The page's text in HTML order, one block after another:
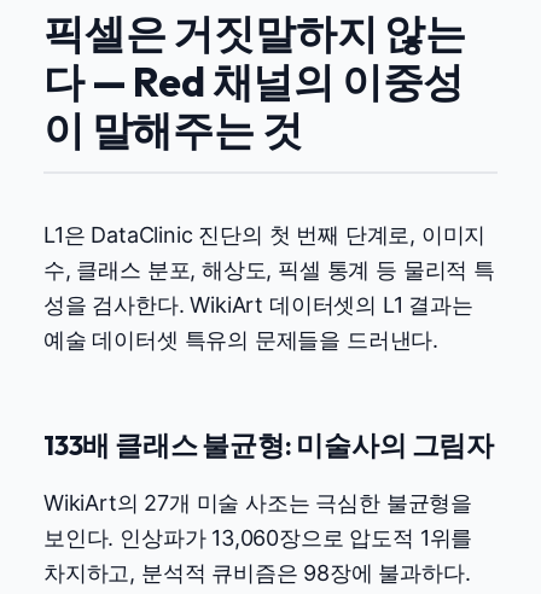
픽셀은 거짓말하지 않는
다 — Red 채널의 이중성
이 말해주는 것
L1은 DataClinic 진단의 첫 번째 단계로, 이미지
수, 클래스 분포, 해상도, 픽셀 통계 등 물리적 특
성을 검사한다. WikiArt 데이터셋의 L1 결과는
예술 데이터셋 특유의 문제들을 드러낸다.
133배 클래스 불균형: 미술사의 그림자
WikiArt의 27개 미술 사조는 극심한 불균형을
보인다. 인상파가 13,060장으로 압도적 1위를
차지하고, 분석적 큐비즘은 98장에 불과하다.